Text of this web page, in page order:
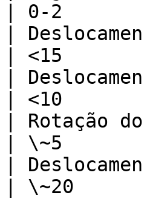
| 0-2       |
|
| <15       |
|
| <10       |
|
| \~5       |
|
| \~20      |